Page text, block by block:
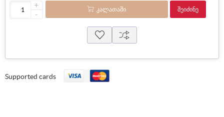
+
-
ᲙᲐᲚᲐᲗᲐᲨᲘ ᲨᲔᲘᲫᲘᲜᲔ
Supported cards